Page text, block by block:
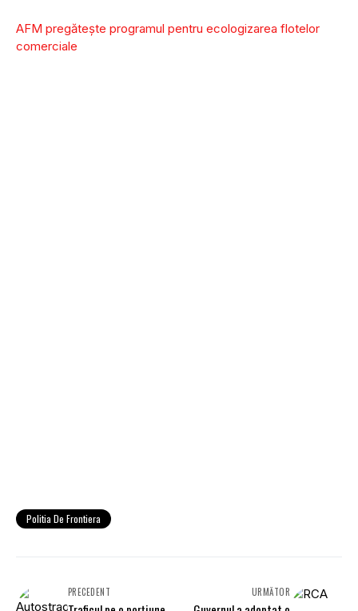
AFM pregătește programul pentru ecologizarea flotelor
comerciale
Politia De Frontiera
PRECEDENT URMĂTOR